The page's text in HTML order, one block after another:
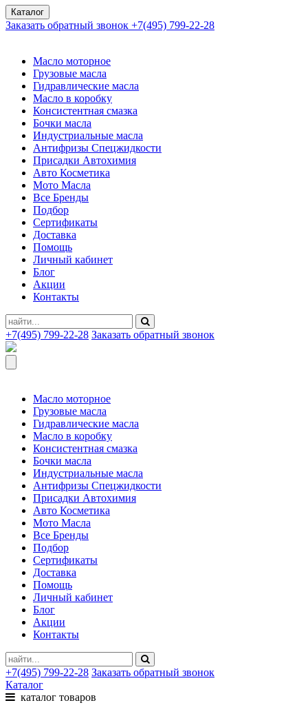
Каталог
Заказать обратный звонок +7(495) 799-22-28
Масло моторное
Грузовые масла
Гидравлические масла
Масло в коробку
Консистентная смазка
Бочки масла
Индустриальные масла
Антифризы Спецжидкости
Присадки Автохимия
Авто Косметика
Мото Масла
Все Бренды
Подбор
Сертификаты
Доставка
Помощь
Личный кабинет
Блог
Акции
Контакты
+7(495) 799-22-28 Заказать обратный звонок
Масло моторное
Грузовые масла
Гидравлические масла
Масло в коробку
Консистентная смазка
Бочки масла
Индустриальные масла
Антифризы Спецжидкости
Присадки Автохимия
Авто Косметика
Мото Масла
Все Бренды
Подбор
Сертификаты
Доставка
Помощь
Личный кабинет
Блог
Акции
Контакты
+7(495) 799-22-28 Заказать обратный звонок
Каталог
каталог товаров